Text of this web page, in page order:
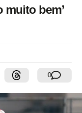
muito bem’
0